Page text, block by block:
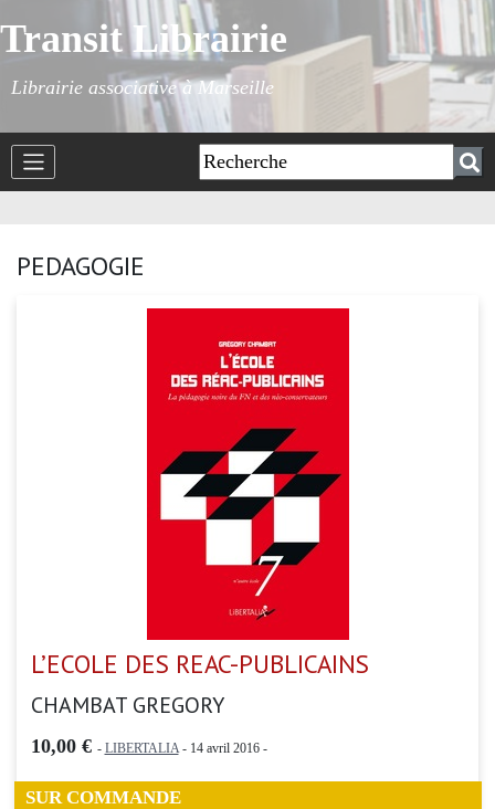
Transit Librairie
Librairie associative à Marseille
PEDAGOGIE
L’ECOLE DES REAC-PUBLICAINS
CHAMBAT GREGORY
10,00 € - LIBERTALIA- 14 avril 2016 -
SUR COMMANDE